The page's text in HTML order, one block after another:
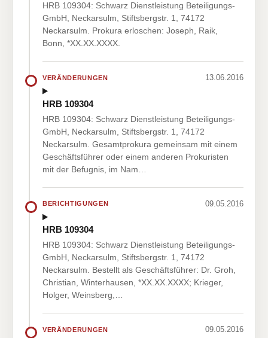
HRB 109304: Schwarz Dienstleistung Beteiligungs-
GmbH, Neckarsulm, Stiftsbergstr. 1, 74172
Neckarsulm. Prokura erloschen: Joseph, Raik,
Bonn, *XX.XX.XXXX.
VERÄNDERUNGEN 13.06.2016
HRB 109304
HRB 109304: Schwarz Dienstleistung Beteiligungs-
GmbH, Neckarsulm, Stiftsbergstr. 1, 74172
Neckarsulm. Gesamtprokura gemeinsam mit einem
Geschäftsführer oder einem anderen Prokuristen
mit der Befugnis, im Nam…
BERICHTIGUNGEN 09.05.2016
HRB 109304
HRB 109304: Schwarz Dienstleistung Beteiligungs-
GmbH, Neckarsulm, Stiftsbergstr. 1, 74172
Neckarsulm. Bestellt als Geschäftsführer: Dr. Groh,
Christian, Winterhausen, *XX.XX.XXXX; Krieger,
Holger, Weinsberg,…
VERÄNDERUNGEN 09.05.2016